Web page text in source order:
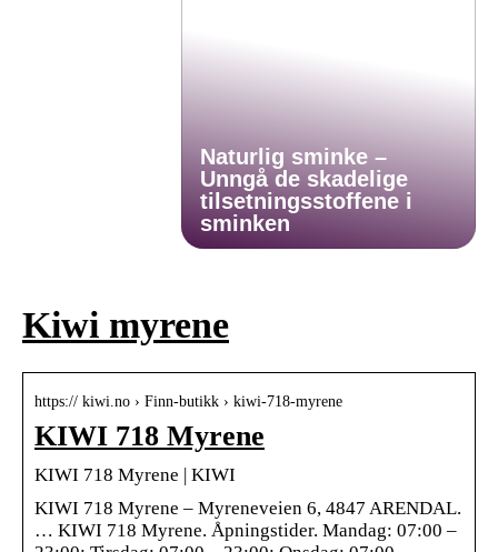
Naturlig sminke –
Unngå de skadelige
tilsetningsstoffene i
sminken
Kiwi myrene
https:// kiwi.no › Finn-butikk › kiwi-718-myrene
KIWI 718 Myrene
KIWI 718 Myrene | KIWI
KIWI 718 Myrene – Myreneveien 6, 4847 ARENDAL.
… KIWI 718 Myrene. Åpningstider. Mandag: 07:00 –